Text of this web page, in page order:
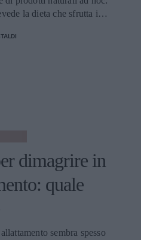
la dieta che sfrutta i
dimagrire in
quale
sembra spesso